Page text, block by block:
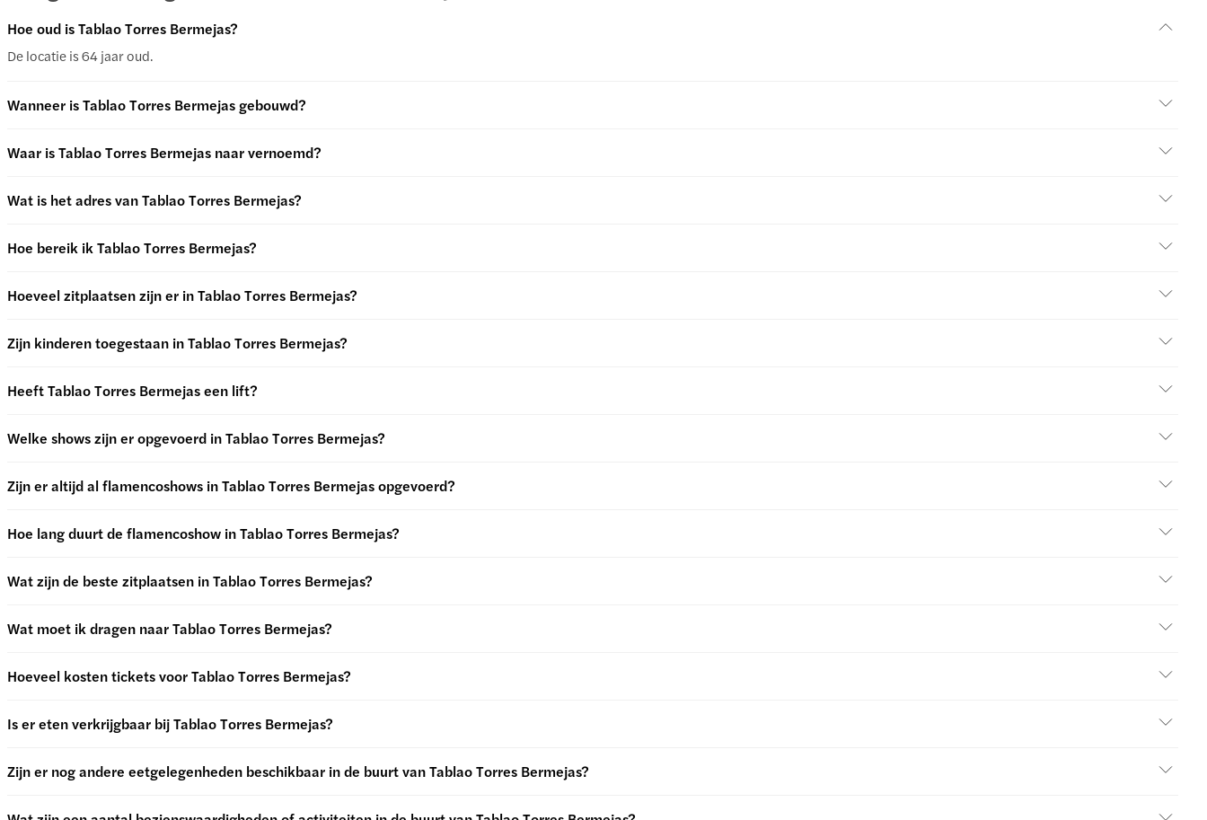
Hoe oud is Tablao Torres Bermejas?
De locatie is 64 jaar oud.
Wanneer is Tablao Torres Bermejas gebouwd?
Waar is Tablao Torres Bermejas naar vernoemd?
Wat is het adres van Tablao Torres Bermejas?
Hoe bereik ik Tablao Torres Bermejas?
Hoeveel zitplaatsen zijn er in Tablao Torres Bermejas?
Zijn kinderen toegestaan in Tablao Torres Bermejas?
Heeft Tablao Torres Bermejas een lift?
Welke shows zijn er opgevoerd in Tablao Torres Bermejas?
Zijn er altijd al flamencoshows in Tablao Torres Bermejas opgevoerd?
Hoe lang duurt de flamencoshow in Tablao Torres Bermejas?
Wat zijn de beste zitplaatsen in Tablao Torres Bermejas?
Wat moet ik dragen naar Tablao Torres Bermejas?
Hoeveel kosten tickets voor Tablao Torres Bermejas?
Is er eten verkrijgbaar bij Tablao Torres Bermejas?
Zijn er nog andere eetgelegenheden beschikbaar in de buurt van Tablao Torres Bermejas?